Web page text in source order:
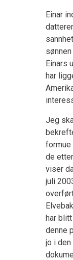
Einar
Einars
har
Jeg
formue
de
viser
juli
har
denne
jo i